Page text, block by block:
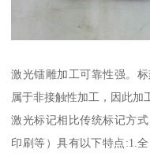
激光镭雕加工可靠性强。
属于非接触性加工，因此加
激光标记相比传统标记方
印刷等）具有以下特点:1.